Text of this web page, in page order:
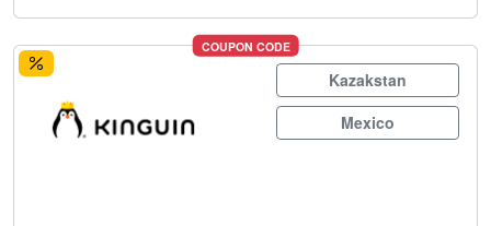
COUPON CODE
Kazakstan
Mexico